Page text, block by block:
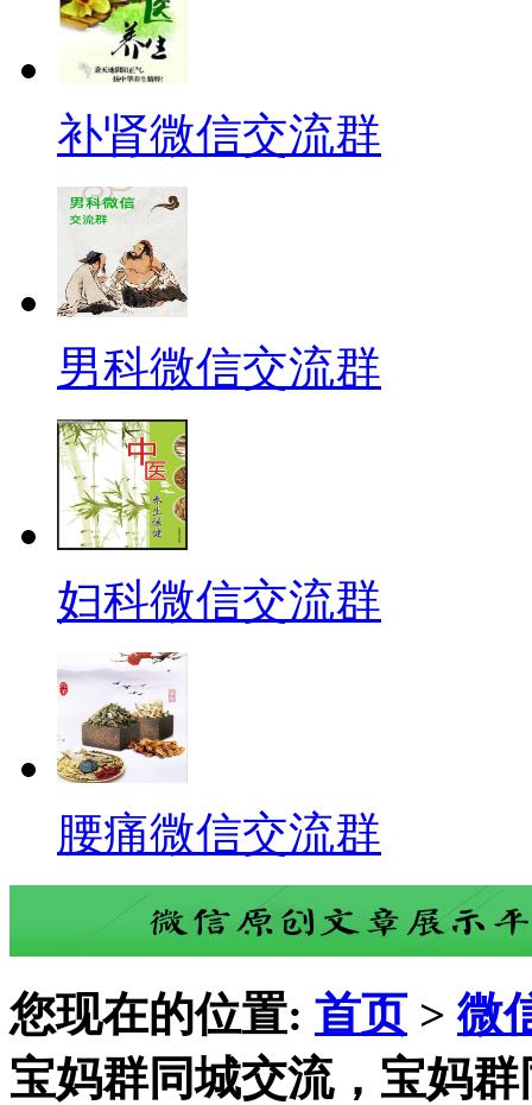
补肾微信交流群
男科微信交流群
妇科微信交流群
腰痛微信交流群
您现在的位置: 首页 >微
宝妈群同城交流，宝妈